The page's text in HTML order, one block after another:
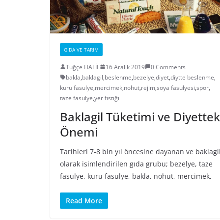
GIDA VE TARIM
Tuğçe HALİL 16 Aralık 2019
0 Comments
bakla,baklagil,beslenme,bezelye,diyet,diytte beslenme,
kuru fasulye,mercimek,nohut,rejim,soya fasulyesi,spor,
taze fasulye,yer fıstığı
Baklagil Tüketimi ve
Önemi
Tarihleri 7-8 bin yıl öncesine dayanan ve
olarak isimlendirilen gıda grubu; bezelye, taze
fasulye, kuru fasulye, bakla, nohut, mercimek,
Read More